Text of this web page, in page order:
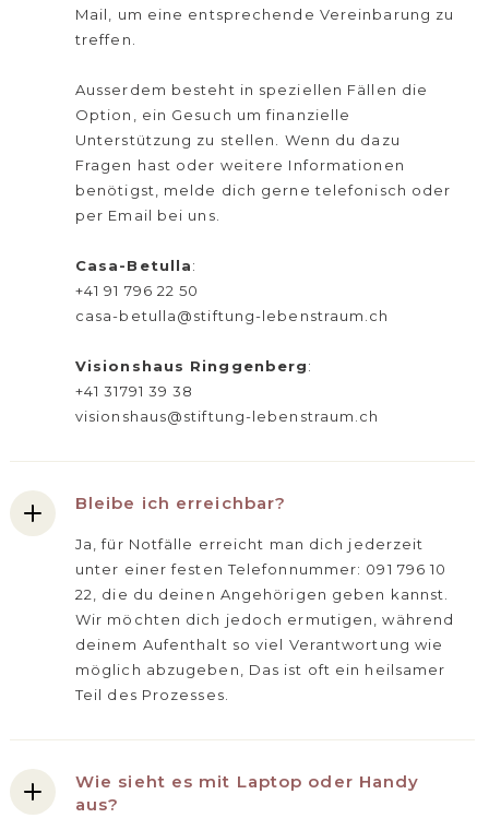
Mail, um eine entsprechende Vereinbarung zu
treffen.
Ausserdem besteht in speziellen Fällen die
Option, ein Gesuch um finanzielle
Unterstützung zu stellen. Wenn du dazu
Fragen hast oder weitere Informationen
benötigst, melde dich gerne telefonisch oder
per Email bei uns.
Casa-Betulla:
+41 91 796 22 50
casa-betulla@stiftung-lebenstraum.ch
Visionshaus Ringgenberg:
+41 31791 39 38
visionshaus@stiftung-lebenstraum.ch
Bleibe ich erreichbar?
Ja, für Notfälle erreicht man dich jederzeit
unter einer festen Telefonnummer: 091 796 10
22, die du deinen Angehörigen geben kannst.
Wir möchten dich jedoch ermutigen, während
deinem Aufenthalt so viel Verantwortung wie
möglich abzugeben, Das ist oft ein heilsamer
Teil des Prozesses.
Wie sieht es mit Laptop oder Handy
aus?